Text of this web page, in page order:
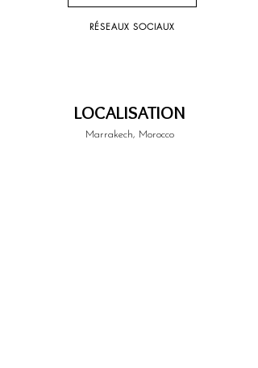
RÉSEAUX SOCIAUX
LOCALISATION
Marrakech, Morocco